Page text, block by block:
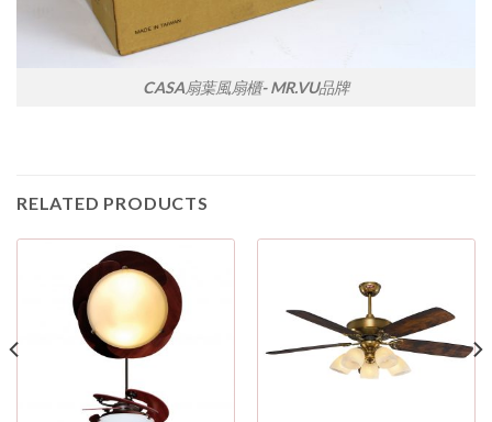
CASA扇葉風扇櫃- MR.VU品牌
RELATED PRODUCTS